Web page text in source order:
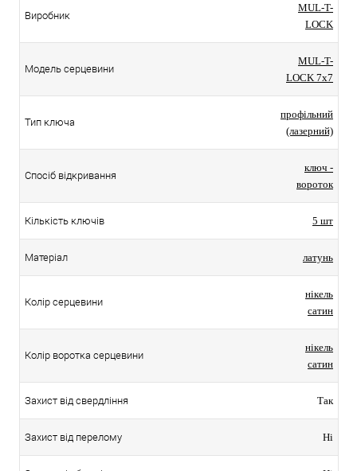
Виробник
MUL-T-
LOCK
Модель серцевини
MUL-T-
LOCK 7x7
Тип ключа
профільний
(лазерний)
Спосіб відкривання
ключ -
вороток
Кількість ключів 5 шт
Матеріал латунь
Колір серцевини
нікель
сатин
Колір воротка серцевини
нікель
сатин
Захист від свердління Так
Захист від перелому Ні